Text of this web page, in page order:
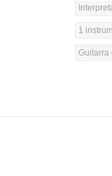
1
Guitarra